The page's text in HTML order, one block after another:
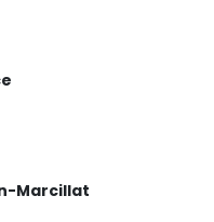
Marcillat